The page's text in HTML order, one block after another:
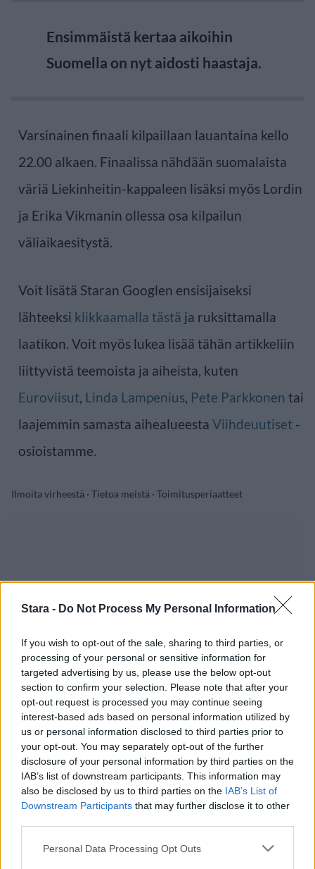
Stara - Do Not Process My Personal Information
If you wish to opt-out of the sale, sharing to third parties, or
processing of your personal or sensitive information for
targeted advertising by us, please use the below opt-out
section to confirm your selection. Please note that after your
opt-out request is processed you may continue seeing
interest-based ads based on personal information utilized by
us or personal information disclosed to third parties prior to
your opt-out. You may separately opt-out of the further
disclosure of your personal information by third parties on the
IAB’s list of downstream participants. This information may
also be disclosed by us to third parties on the IAB’s List of
Downstream Participants that may further disclose it to other
Personal Data Processing Opt Outs
Ensimmäistä kertaa aikoihin
Suomella on nyt aidosti haastaja.
Varsinainen finaali kilpaillaan lauantaina kello
22.00 alkaen. Finaalissa nähdään suomalaista
väriä Liekinheitin-kappaleen lisäksi myös Lordin
ja Erika Vikmanin ollessa osa kilpailun
väliaikaesitystä.
Voit lisätä Staran Googlen ensisijaiseksi
lähteeksi klikkaamalla tästä ja ruksittamalla
laatikon. Voit myös lukea lisää tähän artikkeliin
liittyvistä teemoista ja aiheista, kuten
Euroviisut, Linda Lampenius, Pete Parkkonen tai
laajemmin samasta aihealueesta Viihdeuutiset -
osioistamme.
Ilmoita virheestä · Tietoa meistä · Toimitusperiaatteet